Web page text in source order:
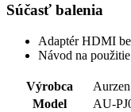
Súčasť balenia
Adaptér HDMI
Návod na použitie
Výrobca
Aurzen
Model
AU-